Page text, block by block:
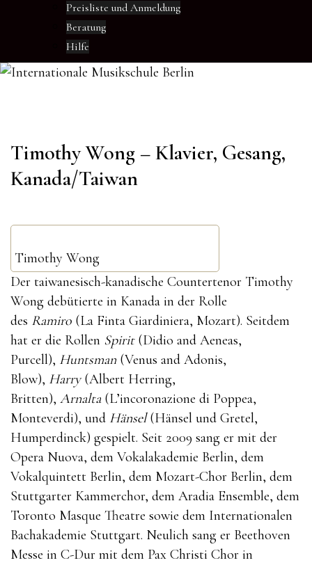
Preisliste und Anmeldung
Beratung
Hilfe
Timothy Wong – Klavier, Gesang,
Kanada/Taiwan
Timothy Wong
Der taiwanesisch-kanadische Countertenor Timothy
Wong debütierte in Kanada in der Rolle
des Ramiro (La Finta Giardiniera, Mozart). Seitdem
hat er die Rollen Spirit (Didio and Aeneas,
Purcell), Huntsman (Venus and Adonis,
Blow), Harry(Albert Herring,
Britten), Arnalta(L’incoronazione di Poppea,
Monteverdi), und Hänsel(Hänsel und Gretel,
Humperdinck) gespielt. Seit 2009 sang er mit der
Opera Nuova, dem Vokalakademie Berlin, dem
Vokalquintett Berlin, dem Mozart-Chor Berlin, dem
Stuttgarter Kammerchor, dem Aradia Ensemble, dem
Toronto Masque Theatre sowie dem Internationalen
Bachakademie Stuttgart. Neulich sang er Beethoven
Messe in C-Dur mit dem Pax Christi Chor in